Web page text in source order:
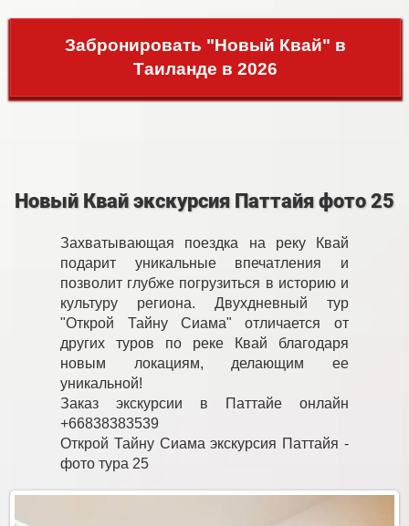
Забронировать "Новый Квай" в
Таиланде в 2026
Новый Квай экскурсия Паттайя фото 25
Захватывающая поездка на реку Квай
подарит уникальные впечатления и
позволит глубже погрузиться в историю и
культуру региона. Двухдневный тур
"Открой Тайну Сиама" отличается от
других туров по реке Квай благодаря
новым локациям, делающим ее
уникальной!
Заказ экскурсии в Паттайе онлайн
+66838383539
Открой Тайну Сиама экскурсия Паттайя -
фото тура 25